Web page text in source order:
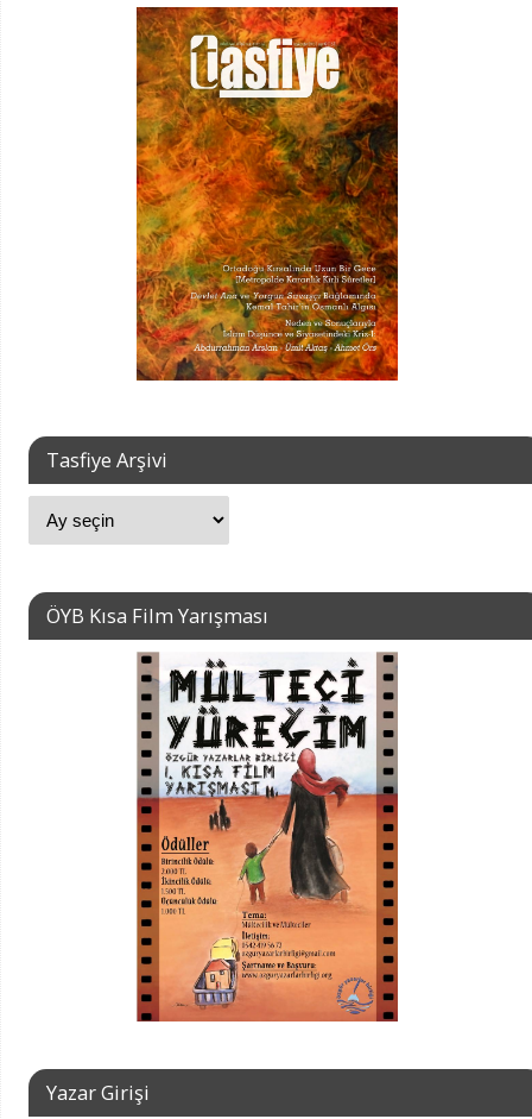
Tasfiye Arşivi
ÖYB Kısa Film Yarışması
Yazar Girişi